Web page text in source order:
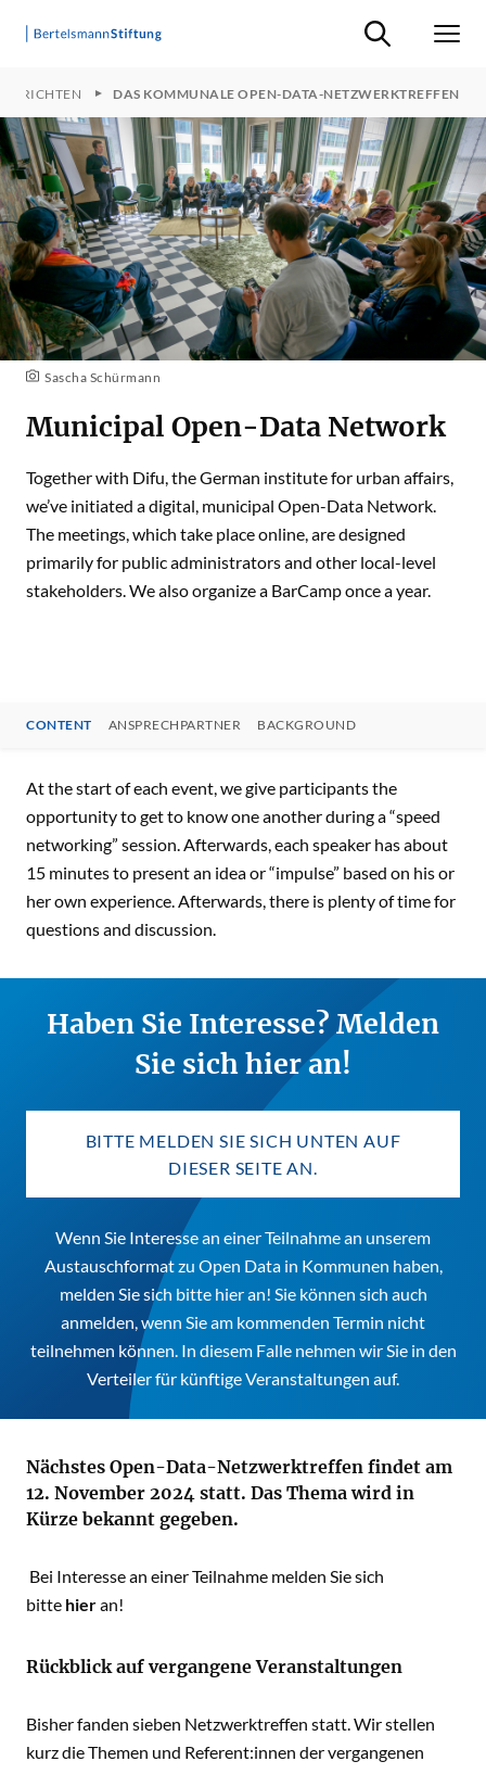
Suche ein-/
DAS KOMMUNALE OPEN-DATA-NETZWERKTREFFEN
Sascha Schürmann
Municipal Open-Data Network
Together with Difu, the German institute for urban affairs,
we’ve initiated a digital, municipal Open-Data Network.
The meetings, which take place online, are designed
primarily for public administrators and other local-level
stakeholders. We also organize a BarCamp once a year.
CONTENT ANSPRECHPARTNER BACKGROUND
CONTENT
At the start of each event, we give participants the
opportunity to get to know one another during a “speed
networking” session. Afterwards, each speaker has about
15 minutes to present an idea or “impulse” based on his or
her own experience. Afterwards, there is plenty of time for
questions and discussion.
Haben Sie Interesse? Melden
Sie sich hier an!
BITTE MELDEN SIE SICH UNTEN AUF
DIESER SEITE AN.
Wenn Sie Interesse an einer Teilnahme an unserem
Austauschformat zu Open Data in Kommunen haben,
melden Sie sich bitte hieran! Sie können sich auch
anmelden, wenn Sie am kommenden Termin nicht
teilnehmen können. In diesem Falle nehmen wir Sie in den
Verteiler für künftige Veranstaltungen auf.
Nächstes Open-Data-Netzwerktreffen findet am
12. November 2024 statt. Das Thema wird in
Kürze bekannt gegeben.
Bei Interesse an einer Teilnahme melden Sie sich
bitte hieran!
Rückblick auf vergangene Veranstaltungen
Bisher fanden sieben Netzwerktreffen statt. Wir stellen
kurz die Themen und Referent:innen der vergangenen